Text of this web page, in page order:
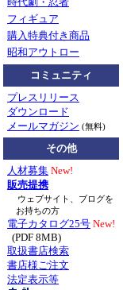
フィギュア
購入特典付き商品
昭和アウトロー
コミュニティ
プレスリリース
ダウンロード
メールマガジン (無料)
その他
人材募集 New!
販売提携
ウェブサイト、ブログを
お持ちの方
電子カタログ25号 New!
(PDF 8MB)
取扱書店検索
書店様ご注文
法定表示等